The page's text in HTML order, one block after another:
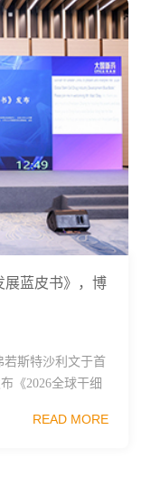
展蓝皮书》，博
若斯特沙利文于首
《2026全球干细
READ MORE